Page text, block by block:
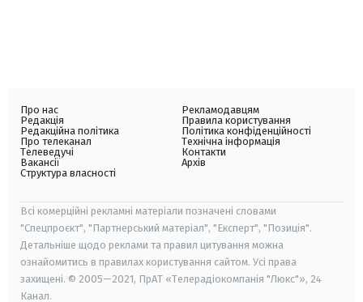
Про нас
Редакція
Редакційна політика
Про телеканал
Телеведучі
Вакансії
Структура власності
Рекламодавцям
Правила користування
Політика конфіденційності
Технічна інформація
Контакти
Архів
Всі комерційні рекламні матеріали позначені словами
"Спецпроєкт", "Партнерський матеріал", "Експерт", "Позиція".
Детальніше щодо реклами та правил цитування можна
ознайомитись в правилах користування сайтом. Усі права
захищені. © 2005—2021, ПрАТ «Телерадіокомпанія "Люкс"», 24
Канал.